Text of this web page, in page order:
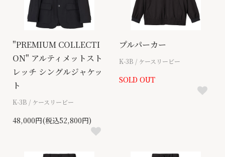
"PREMIUM COLLECTI
ON" アルティメットスト
レッチ シングルジャケッ
ト
K-3B / ケースリービー
48,000円(税込52,800円)
プルパーカー
K-3B / ケースリービー
SOLD OUT